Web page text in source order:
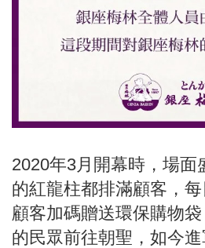
2020年3月開幕時，場面
的紅龍柱都排滿顧客，
顧客加碼贈送環保購物
的民眾前往朝聖，如今